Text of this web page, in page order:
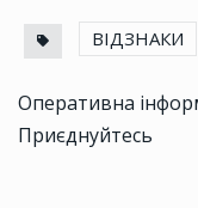
ВІДЗНАКИ
Оперативна
Приєднуйтесь